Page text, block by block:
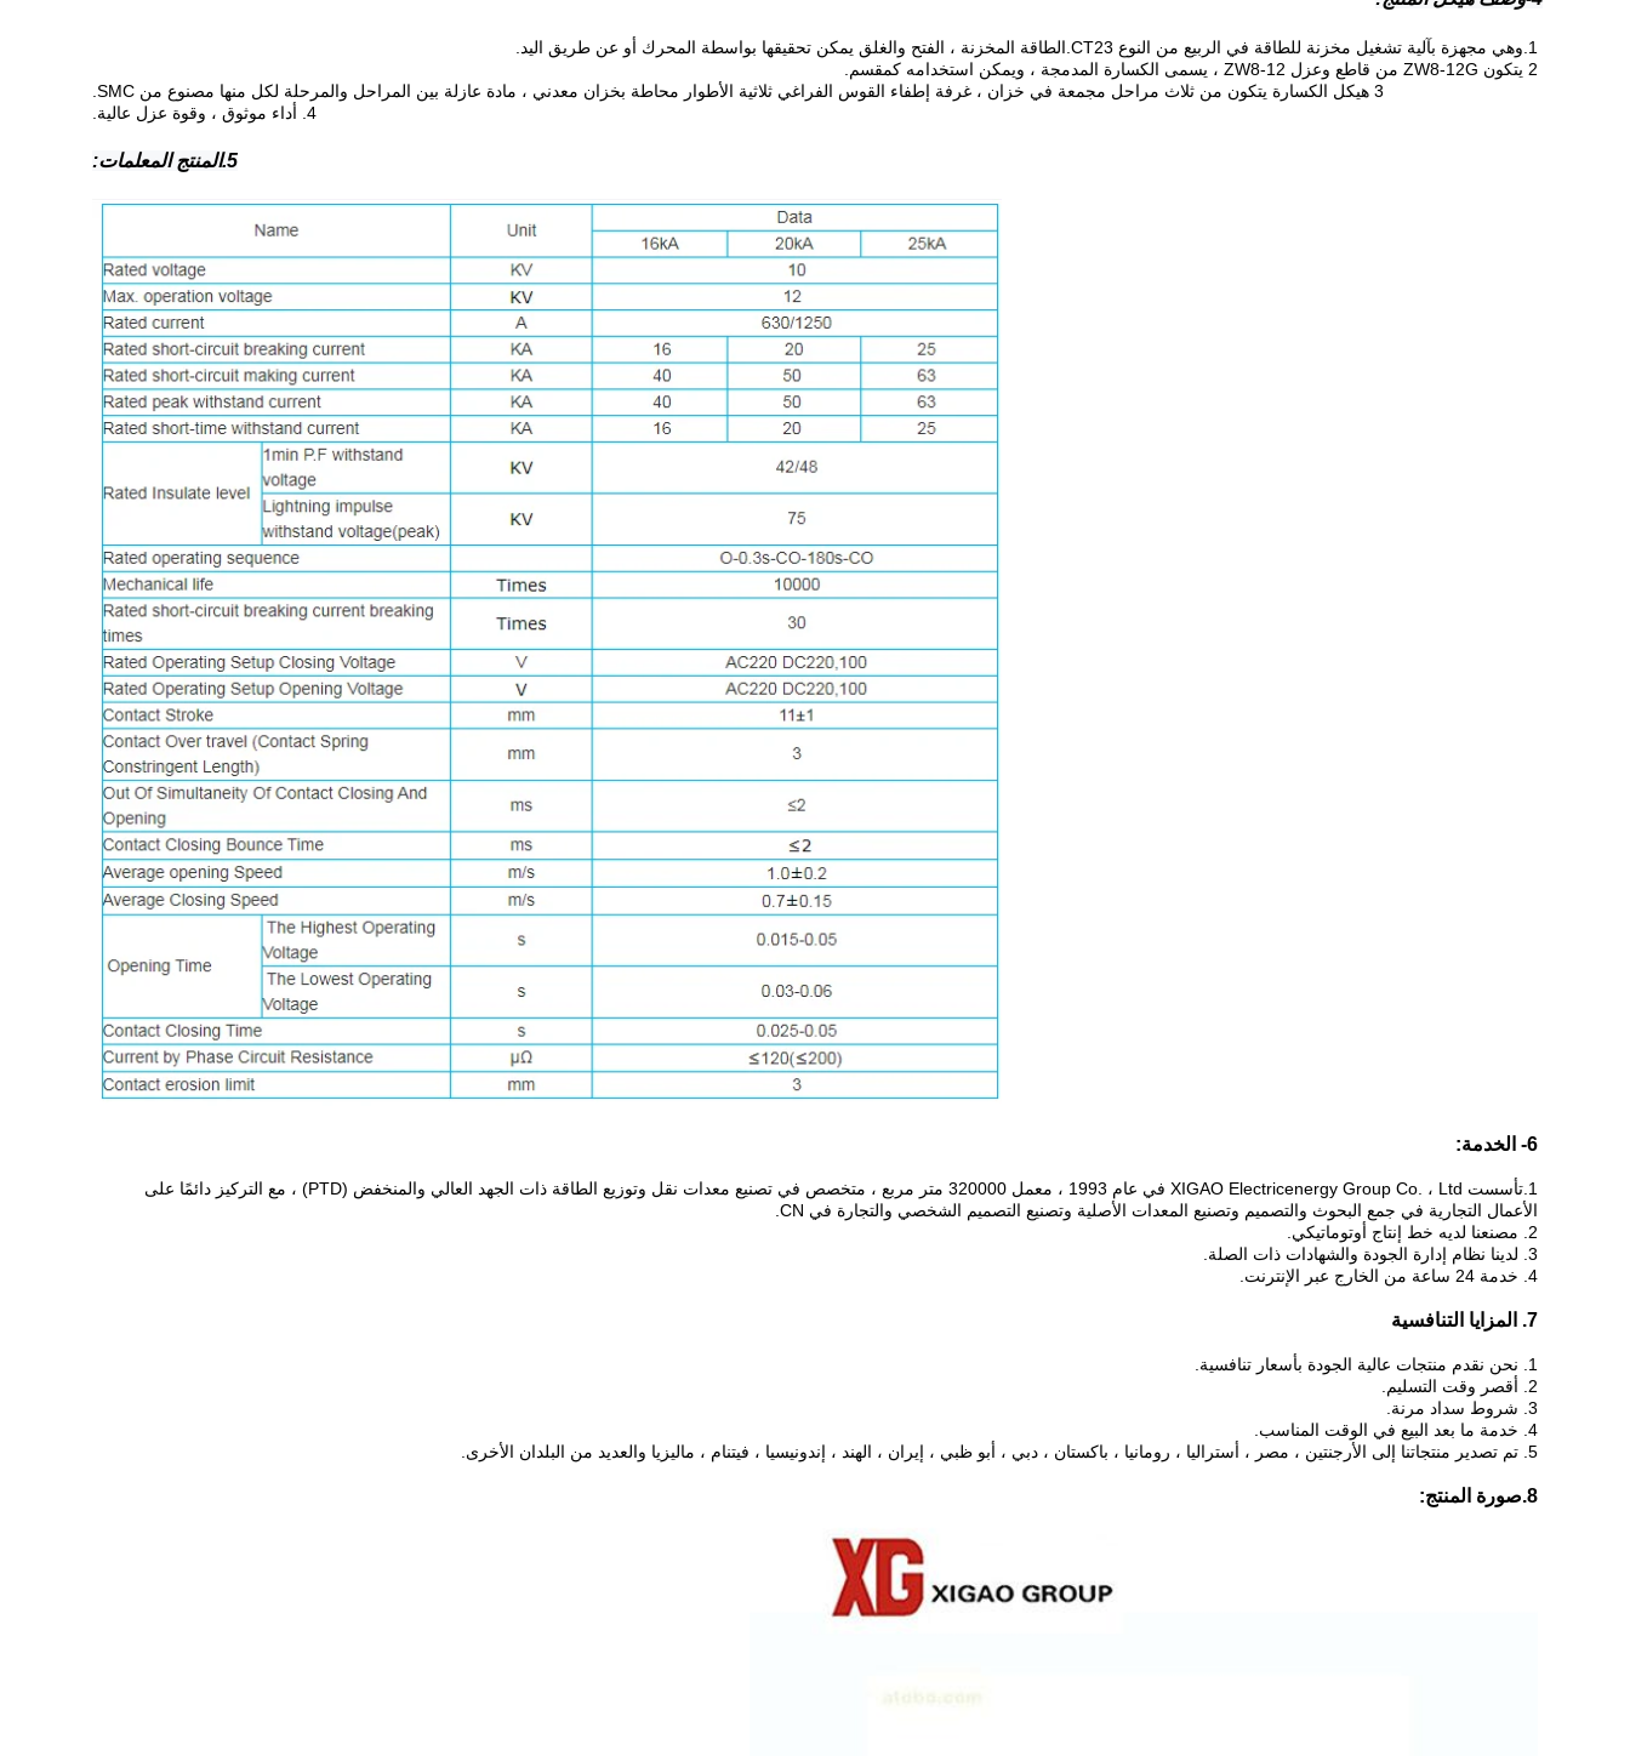
1. وهي مجهزة بآلية تشغيل مخزنة للطاقة في الربيع من النوع CT23.الطاقة المخزنة ، الفتح والغلق يمكن تحقيقها بواسطة المحرك أو عن طريق اليد.
2 يتكون ZW8-12G من قاطع وعزل ZW8-12 ، يسمى الكسارة المدمجة ، ويمكن استخدامه كمقسم.
3 هيكل الكسارة يتكون من ثلاث مراحل مجمعة في خزان ، غرفة إطفاء القوس الفراغي ثلاثية الأطوار محاطة بخزان معدني ، مادة عازلة بين المراحل والمرحلة لكل منها مصنوع من SMC.
4. أداء موثوق ، وقوة عزل عالية.
5.المنتج المعلمات:
6- الخدمة:
1.تأسست XIGAO Electricenergy Group Co. ، Ltd في عام 1993 ، معمل 320000 متر مربع ، متخصص في تصنيع معدات نقل وتوزيع الطاقة ذات الجهد العالي والمنخفض (PTD) ، مع التركيز دائمًا على
الأعمال التجارية في جمع البحوث والتصميم وتصنيع المعدات الأصلية وتصنيع التصميم الشخصي والتجارة في CN.
2. مصنعنا لديه خط إنتاج أوتوماتيكي.
3. لدينا نظام إدارة الجودة والشهادات ذات الصلة.
4. خدمة 24 ساعة من الخارج عبر الإنترنت.
7. المزايا التنافسية
1. نحن نقدم منتجات عالية الجودة بأسعار تنافسية.
2. أقصر وقت التسليم.
3. شروط سداد مرنة.
4. خدمة ما بعد البيع في الوقت المناسب.
5. تم تصدير منتجاتنا إلى الأرجنتين ، مصر ، أستراليا ، رومانيا ، باكستان ، دبي ، أبو ظبي ، إيران ، الهند ، إندونيسيا ، فيتنام ، ماليزيا والعديد من البلدان الأخرى.
8.صورة المنتج: